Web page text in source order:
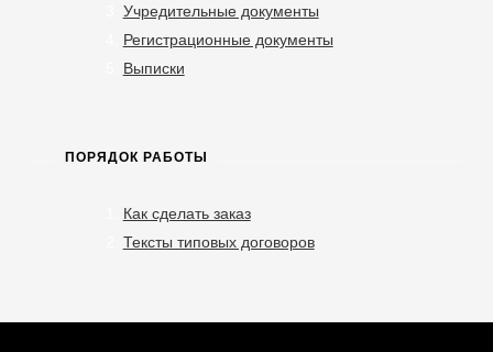
Учредительные документы
Регистрационные документы
Выписки
ПОРЯДОК РАБОТЫ
Как сделать заказ
Тексты типовых договоров